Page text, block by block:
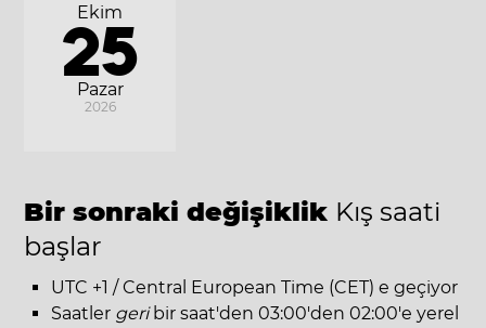
Pazar
Ekim
25
2026
Bir sonraki değişiklik Kış saati
başlar
UTC +1 / Central European Time (CET) e geçiyor
Saatler geribir saat'den 03:00'den 02:00'e yerel